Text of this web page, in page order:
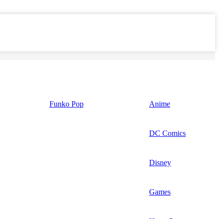
Funko Pop Anime
DC Comics
Disney
Games